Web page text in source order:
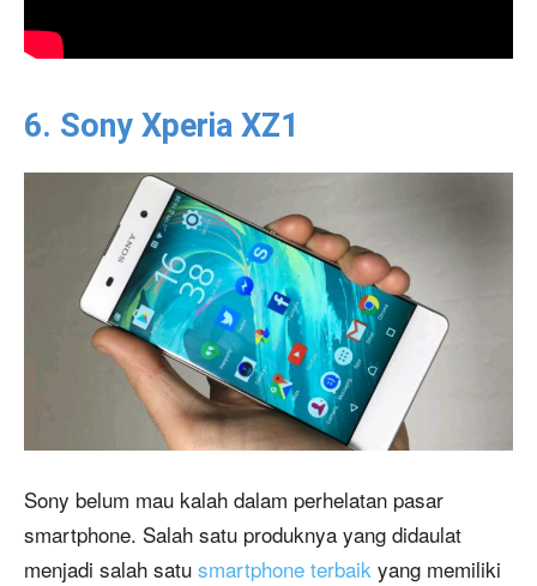
6. Sony Xperia XZ1
Sony belum mau kalah dalam perhelatan pasar
smartphone. Salah satu produknya yang didaulat
menjadi salah satu smartphone terbaik yang memiliki